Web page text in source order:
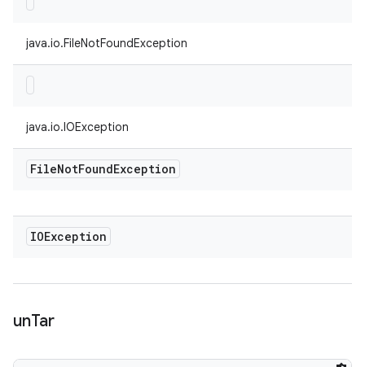
java.io.FileNotFoundException
java.io.IOException
FileNotFoundException
IOException
unTar